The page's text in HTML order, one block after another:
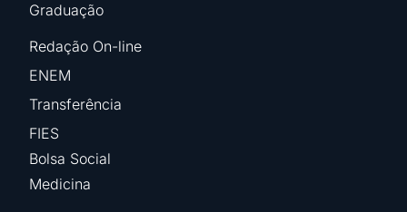
Graduação
Redação On-line
ENEM
Transferência
FIES
Bolsa Social
Medicina